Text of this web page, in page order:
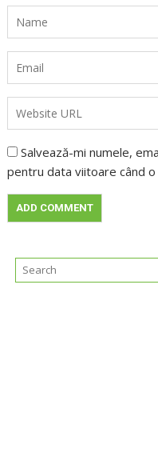
Salvează-mi numele,
pentru data viitoare când